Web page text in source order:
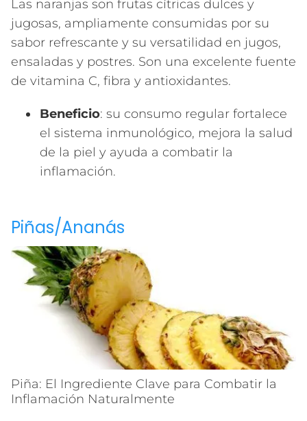
Las naranjas son frutas cítricas dulces y
jugosas, ampliamente consumidas por su
sabor refrescante y su versatilidad en jugos,
ensaladas y postres. Son una excelente fuente
de vitamina C, fibra y antioxidantes.
Beneficio: su consumo regular fortalece
el sistema inmunológico, mejora la salud
de la piel y ayuda a combatir la
inflamación.
Piñas/Ananás
Piña: El Ingrediente Clave para Combatir la
Inflamación Naturalmente